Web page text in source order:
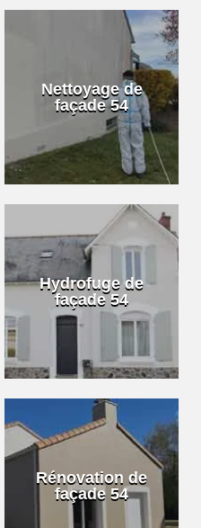
Nettoyage de
façade 54
Hydrofuge de
façade 54
Rénovation de
façade 54